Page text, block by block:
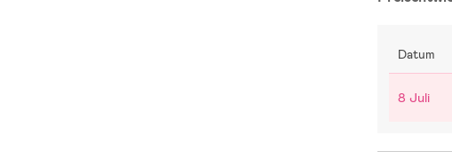
Datum
8 Juli